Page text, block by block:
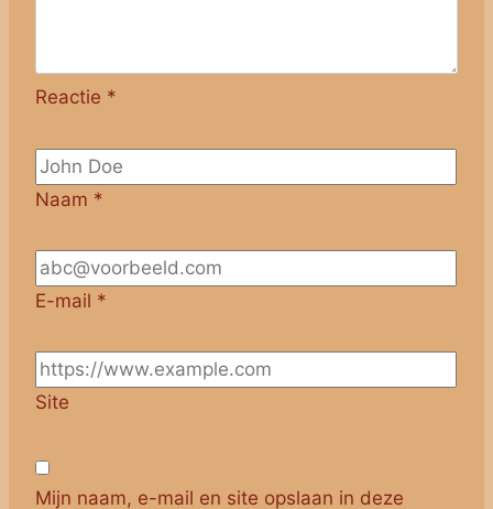
Reactie *
Naam *
E-mail *
Site
Mijn naam, e-mail en site opslaan in deze